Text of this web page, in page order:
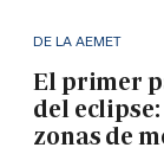
DE LA AEMET
El primer
del
zonas de